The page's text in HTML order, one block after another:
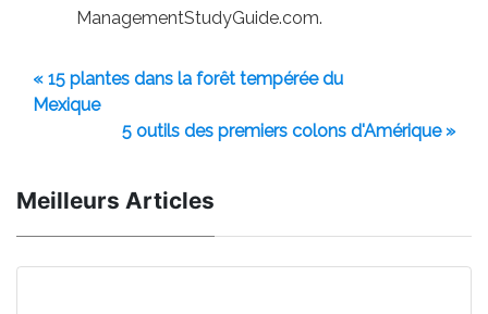
ManagementStudyGuide.com.
« 15 plantes dans la forêt tempérée du
Mexique
5 outils des premiers colons d'Amérique »
Meilleurs Articles